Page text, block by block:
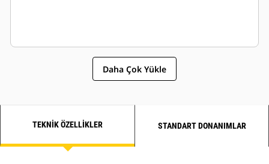
Daha Çok Yükle
TEKNIK ÖZELLIKLER STANDART DONANIMLAR